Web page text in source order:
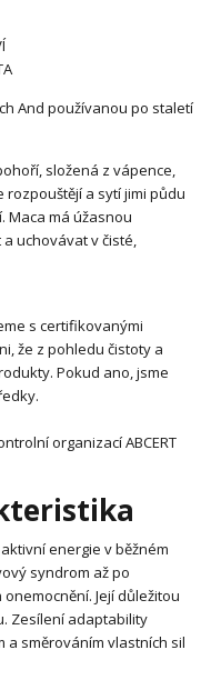
And používanou po staletí
složená z vápence,
rozpouštějí a sytí jimi půdu
Maca má úžasnou
uchovávat v čisté,
s certifikovanými
že z pohledu čistoty a
Pokud ano, jsme
organizací ABCERT
energie v běžném
syndrom až po
Její důležitou
Zesílení adaptability
směrováním vlastních sil